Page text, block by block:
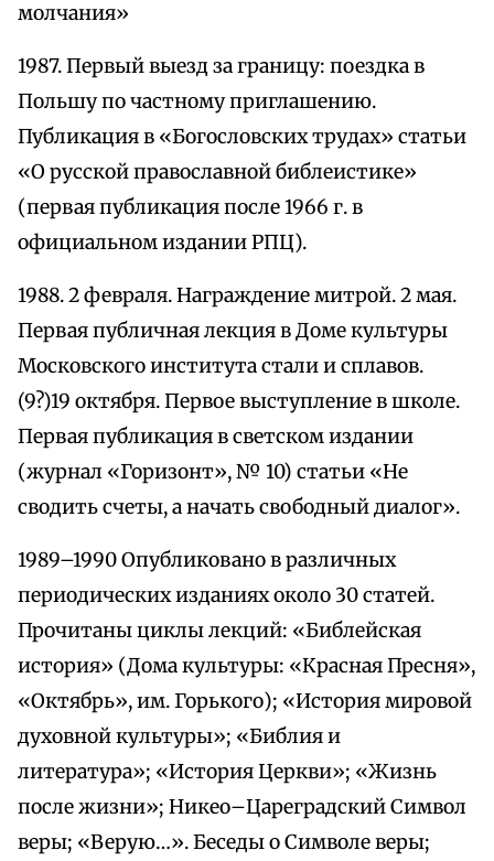
молчания»
1987. Первый выезд за границу: поездка в
Польшу по частному приглашению.
Публикация в «Богословских трудах» статьи
«О русской православной библеистике»
(первая публикация после 1966 г. в
официальном издании РПЦ).
1988. 2 февраля. Награждение митрой. 2 мая.
Первая публичная лекция в Доме культуры
Московского института стали и сплавов.
(9?)19 октября. Первое выступление в школе.
Первая публикация в светском издании
(журнал «Горизонт», № 10) статьи «Не
сводить счеты, а начать свободный диалог».
1989–1990 Опубликовано в различных
периодических изданиях около 30 статей.
Прочитаны циклы лекций: «Библейская
история» (Дома культуры: «Красная Пресня»,
«Октябрь», им. Горького); «История мировой
духовной культуры»; «Библия и
литература»; «История Церкви»; «Жизнь
после жизни»; Никео–Цареградский Символ
веры; «Верую…». Беседы о Символе веры;